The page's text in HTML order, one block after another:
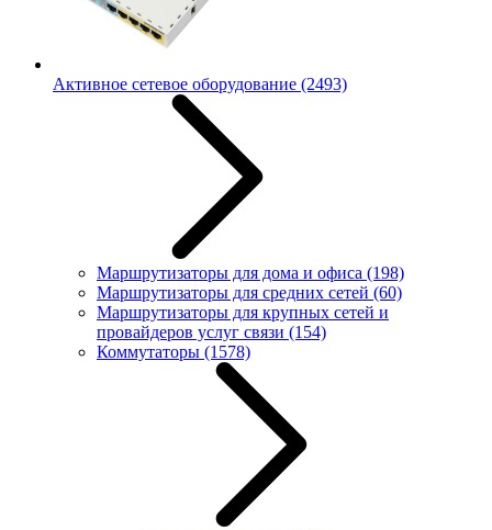
Активное сетевое оборудование (2493)
Маршрутизаторы для дома и офиса (198)
Маршрутизаторы для средних сетей (60)
Маршрутизаторы для крупных сетей и
провайдеров услуг связи (154)
Коммутаторы (1578)